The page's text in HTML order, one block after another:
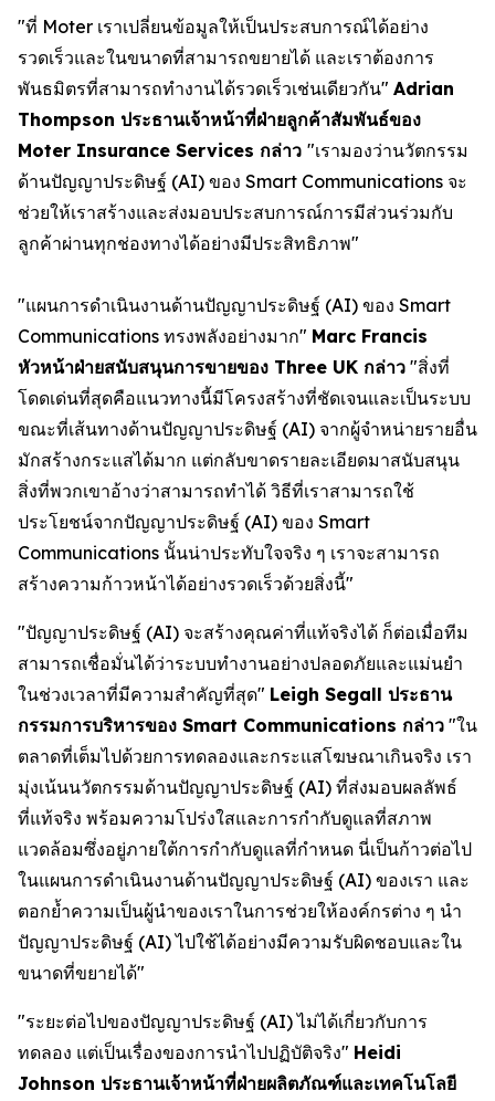
"ที่ Moter เราเปลี่ยนข้อมูลให้เป็นประสบการณ์ได้อย่าง
รวดเร็วและในขนาดที่สามารถขยายได้ และเราต้องการ
พันธมิตรที่สามารถทำงานได้รวดเร็วเช่นเดียวกัน" Adrian
Thompson ประธานเจ้าหน้าที่ฝ่ายลูกค้าสัมพันธ์ของ
Moter Insurance Services กล่าว "เรามองว่านวัตกรรม
ด้านปัญญาประดิษฐ์ (AI) ของ Smart Communications จะ
ช่วยให้เราสร้างและส่งมอบประสบการณ์การมีส่วนร่วมกับ
ลูกค้าผ่านทุกช่องทางได้อย่างมีประสิทธิภาพ"
"แผนการดำเนินงานด้านปัญญาประดิษฐ์ (AI) ของ Smart
Communications ทรงพลังอย่างมาก" Marc Francis
หัวหน้าฝ่ายสนับสนุนการขายของ Three UK กล่าว "สิ่งที่
โดดเด่นที่สุดคือแนวทางนี้มีโครงสร้างที่ชัดเจนและเป็นระบบ
ขณะที่เส้นทางด้านปัญญาประดิษฐ์ (AI) จากผู้จำหน่ายรายอื่น
มักสร้างกระแสได้มาก แต่กลับขาดรายละเอียดมาสนับสนุน
สิ่งที่พวกเขาอ้างว่าสามารถทำได้ วิธีที่เราสามารถใช้
ประโยชน์จากปัญญาประดิษฐ์ (AI) ของ Smart
Communications นั้นน่าประทับใจจริง ๆ เราจะสามารถ
สร้างความก้าวหน้าได้อย่างรวดเร็วด้วยสิ่งนี้"
"ปัญญาประดิษฐ์ (AI) จะสร้างคุณค่าที่แท้จริงได้ ก็ต่อเมื่อทีม
สามารถเชื่อมั่นได้ว่าระบบทำงานอย่างปลอดภัยและแม่นยำ
ในช่วงเวลาที่มีความสำคัญที่สุด" Leigh Segall ประธาน
กรรมการบริหารของ Smart Communications กล่าว "ใน
ตลาดที่เต็มไปด้วยการทดลองและกระแสโฆษณาเกินจริง เรา
มุ่งเน้นนวัตกรรมด้านปัญญาประดิษฐ์ (AI) ที่ส่งมอบผลลัพธ์
ที่แท้จริง พร้อมความโปร่งใสและการกำกับดูแลที่สภาพ
แวดล้อมซึ่งอยู่ภายใต้การกำกับดูแลที่กำหนด นี่เป็นก้าวต่อไป
ในแผนการดำเนินงานด้านปัญญาประดิษฐ์ (AI) ของเรา และ
ตอกย้ำความเป็นผู้นำของเราในการช่วยให้องค์กรต่าง ๆ นำ
ปัญญาประดิษฐ์ (AI) ไปใช้ได้อย่างมีความรับผิดชอบและใน
ขนาดที่ขยายได้"
"ระยะต่อไปของปัญญาประดิษฐ์ (AI) ไม่ได้เกี่ยวกับการ
ทดลอง แต่เป็นเรื่องของการนำไปปฏิบัติจริง" Heidi
Johnson ประธานเจ้าหน้าที่ฝ่ายผลิตภัณฑ์และเทคโนโลยี